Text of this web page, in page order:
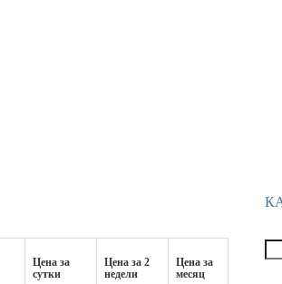
Цена за
сутки
Цена за 2
недели
Цена за
месяц